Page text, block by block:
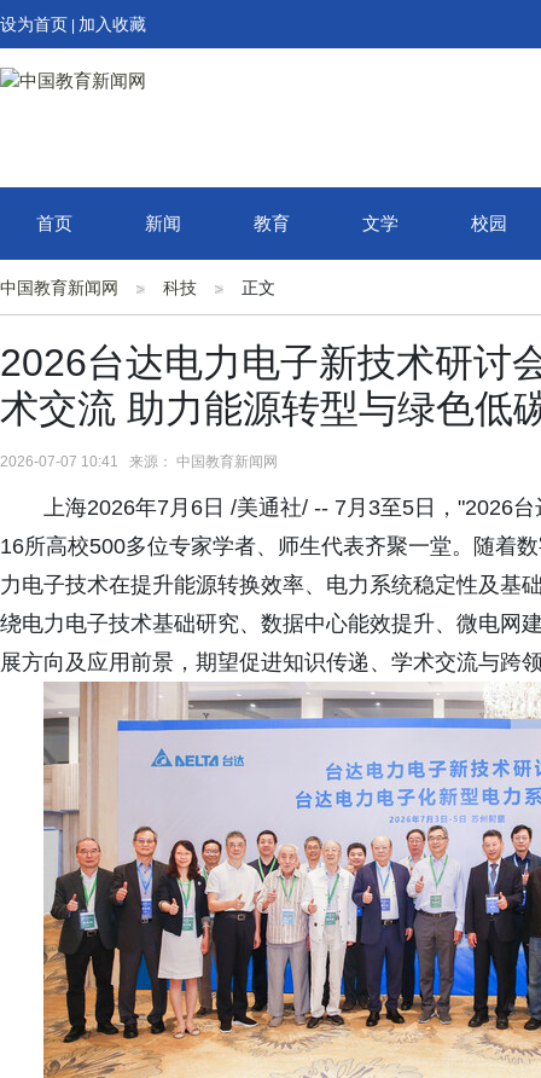
设为首页 加入收藏
首页 新闻 教育 文学 校园
中国教育新闻网 科技 正文
2026台达电力电子新技术研讨
术交流 助力能源转型与绿色低
2026-07-07 10:41 来源： 中国教育新闻网
上海2026年7月6日 /美通社/ -- 7月3至5日，"2026
16所高校500多位专家学者、师生代表齐聚一堂。随着
力电子技术在提升能源转换效率、电力系统稳定性及基
绕电力电子技术基础研究、数据中心能效提升、微电网
展方向及应用前景，期望促进知识传递、学术交流与跨